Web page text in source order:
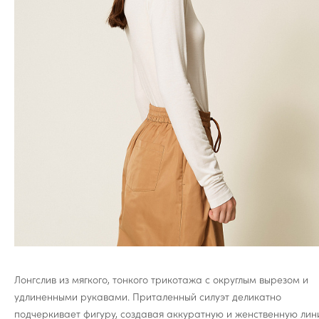
Лонгслив из мягкого, тонкого трикотажа с округлым вырезом и
удлиненными рукавами. Приталенный силуэт деликатно
подчеркивает фигуру, создавая аккуратную и женственную